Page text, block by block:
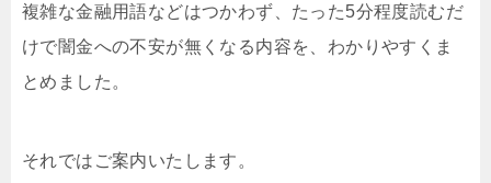
複雑な金融用語などはつかわず、たった5分程度読むだ
けで闇金への不安が無くなる内容を、わかりやすくま
とめました。
それではご案内いたします。